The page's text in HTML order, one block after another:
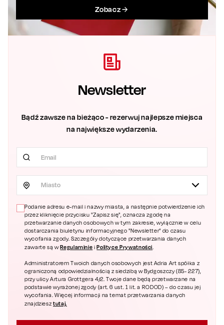
Zobacz
Newsletter
Bądź zawsze na bieżąco - rezerwuj najlepsze miejsca
na największe wydarzenia.
Miasto
Podanie adresu e-mail i nazwy miasta, a następnie potwierdzenie ich
przez kliknięcie przycisku "Zapisz się", oznacza zgodę na
przetwarzanie danych osobowych w tym zakresie, wyłącznie w celu
dostarczania biuletynu informacyjnego "Newsletter" do czasu
wycofania zgody. Szczegóły dotyczące przetwarzania danych
zawarte są wRegulaminie i Polityce Prywatności.
Administratorem Twoich danych osobowych jest Adria Art spółka z
ograniczoną odpowiedzialnością z siedzibą w Bydgoszczy (85- 227),
przy ulicy Artura Grottgera 4/2. Twoje dane będą przetwarzane na
podstawie wyrażonej zgody (art. 6 ust. 1 lit. a RODOD) – do czasu jej
wycofania. Więcej informacji na temat przetwarzania danych
znajdziesztutaj.